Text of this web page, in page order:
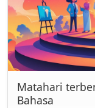
Matahari
Bahasa